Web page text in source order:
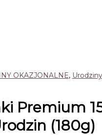
OKAZJONALNE,
Premium
(180g)